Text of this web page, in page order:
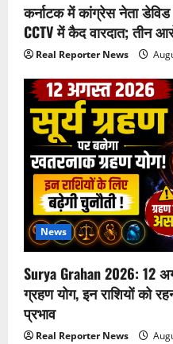
कर्नाटक में कांग्रेस नेता डेविड
CCTV में कैद वारदात; तीन
Real Reporter News
News
Surya Grahan 2026: 12
ग्रहण योग, इन राशियों को
प्रभाव
Real Reporter News